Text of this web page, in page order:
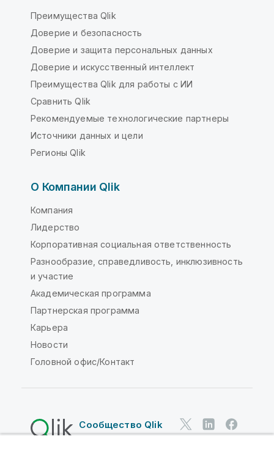
Преимущества Qlik
Доверие и безопасность
Доверие и защита персональных данных
Доверие и искусственный интеллект
Преимущества Qlik для работы с ИИ
Сравнить Qlik
Рекомендуемые технологические партнеры
Источники данных и цели
Регионы Qlik
О Компании Qlik
Компания
Лидерство
Корпоративная социальная ответственность
Разнообразие, справедливость, инклюзивность
и участие
Академическая программа
Партнерская программа
Карьера
Новости
Головной офис/Контакт
Сообщество Qlik